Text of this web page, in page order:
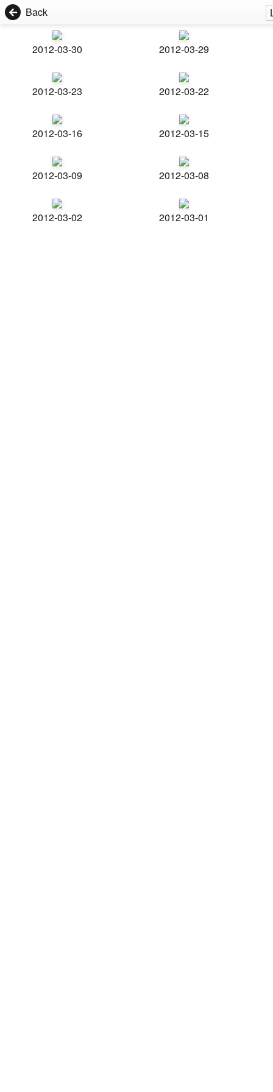
Back
2012-03-30 2012-03-29
2012-03-23 2012-03-22
2012-03-16 2012-03-15
2012-03-09 2012-03-08
2012-03-02 2012-03-01